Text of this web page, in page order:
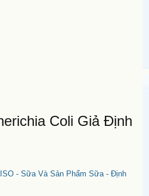
Coli Giả Định
- Sữa Và Sản Phẩm Sữa - Định